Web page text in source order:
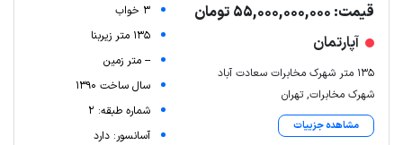
قیمت: 55,000,000,000 تومان
آپارتمان
135 متر شهرک مخابرات سعادت آباد
شهرک مخابرات, تهران
مشاهده جزییات
3 خواب
135 متر زیربنا
-- متر زمین
سال ساخت 1390
شماره طبقه: 2
آسانسور: دارد